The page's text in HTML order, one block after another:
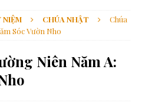
NIỆM CHÚA NHẬT
Chúa
Sóc Vườn Nho
Niên Năm A: